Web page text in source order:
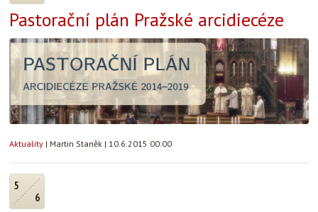
Pastorační plán Pražské arcidiecéze
Aktuality | Martin Staněk | 10.6.2015 00:00
5
6